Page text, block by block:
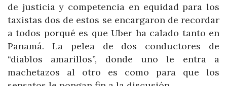
de justicia y competencia en equidad para los
taxistas dos de estos se encargaron de recordar
a todos porqué es que Uber ha calado tanto en
Panamá. La pelea de dos conductores de
“diablos amarillos”, donde uno le entra a
machetazos al otro es como para que los